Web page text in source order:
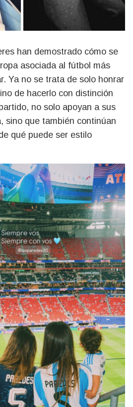
han demostrado cómo se
asociada al fútbol más
Ya no se trata de solo honrar
de hacerlo con distinción
no solo apoyan a sus
sino que también continúan
qué puede ser estilo